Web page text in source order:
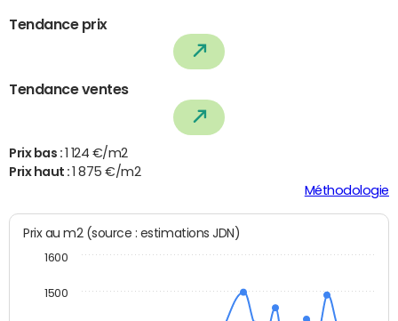
Tendance prix
Tendance ventes
Prix bas :
1 124 €/m2
Prix haut :
1 875 €/m2
Méthodologie
Prix au m2 (source : estimations JDN)
1500
1600